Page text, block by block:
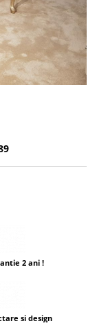
2 ani !
si design